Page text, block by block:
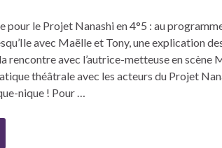
pour le Projet Nanashi en 4°5 : au
avec Maëlle et Tony, une explication
rencontre avec l’autrice-metteuse en scène
théâtrale avec les acteurs du Projet
nique ! Pour …